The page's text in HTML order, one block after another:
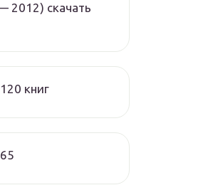
2012) скачать
книг